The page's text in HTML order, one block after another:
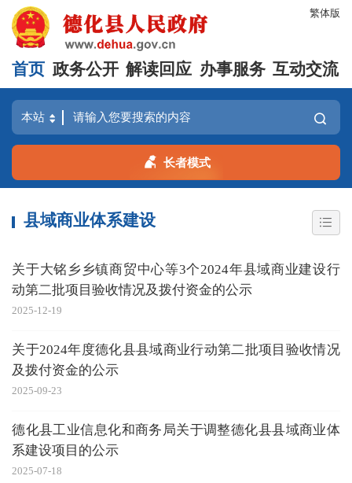
繁体版
首页 政务公开 解读回应 办事服务 互动交流
长者模式
县域商业体系建设
关于大铭乡乡镇商贸中心等3个2024年县域商业建设行
动第二批项目验收情况及拨付资金的公示
2025-12-19
关于2024年度德化县县域商业行动第二批项目验收情况
及拨付资金的公示
2025-09-23
德化县工业信息化和商务局关于调整德化县县域商业体
系建设项目的公示
2025-07-18